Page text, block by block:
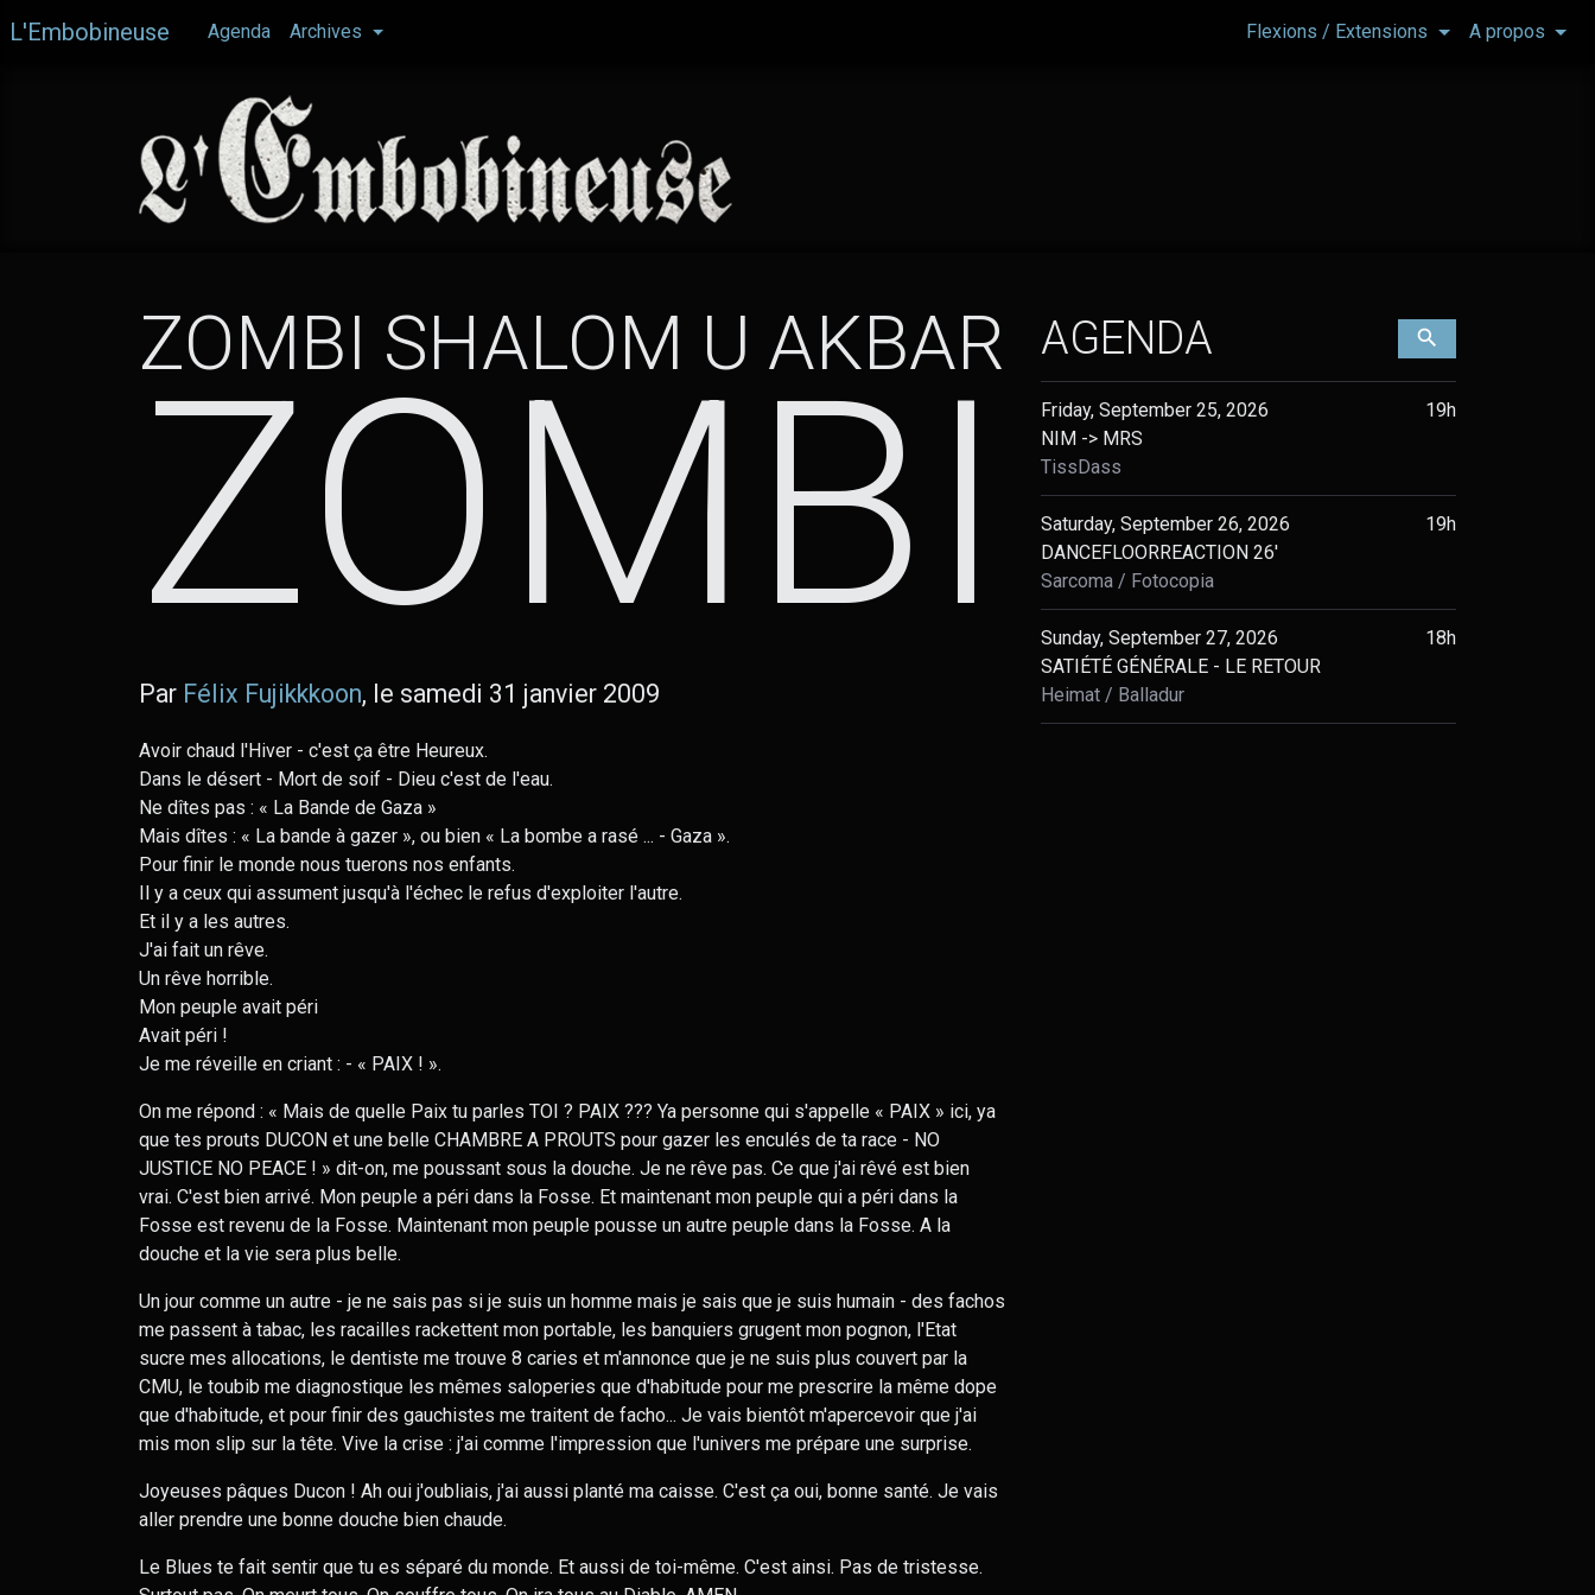
Aller
L'Embobineuse Agenda Archives Flexions / Extensions A propos
ZOMBI SHALOM U AKBAR
ZOMBI
Par Félix Fujikkkoon, le samedi 31 janvier 2009
Avoir chaud l'Hiver - c'est ça être Heureux.
Dans le désert - Mort de soif - Dieu c'est de l'eau.
Ne dîtes pas : « La Bande de Gaza »
Mais dîtes : « La bande à gazer », ou bien « La bombe a rasé ... - Gaza ».
Pour finir le monde nous tuerons nos enfants.
Il y a ceux qui assument jusqu'à l'échec le refus d'exploiter l'autre.
Et il y a les autres.
J'ai fait un rêve.
Un rêve horrible.
Mon peuple avait péri
Avait péri !
Je me réveille en criant : - « PAIX ! ».
On me répond : « Mais de quelle Paix tu parles TOI ? PAIX ??? Ya personne qui s'appelle « PAIX » ici, ya
que tes prouts DUCON et une belle CHAMBRE A PROUTS pour gazer les enculés de ta race - NO
JUSTICE NO PEACE ! » dit-on, me poussant sous la douche. Je ne rêve pas. Ce que j'ai rêvé est bien
vrai. C'est bien arrivé. Mon peuple a péri dans la Fosse. Et maintenant mon peuple qui a péri dans la
Fosse est revenu de la Fosse. Maintenant mon peuple pousse un autre peuple dans la Fosse. A la
douche et la vie sera plus belle.
Un jour comme un autre - je ne sais pas si je suis un homme mais je sais que je suis humain - des fachos
me passent à tabac, les racailles rackettent mon portable, les banquiers grugent mon pognon, l'Etat
sucre mes allocations, le dentiste me trouve 8 caries et m'annonce que je ne suis plus couvert par la
CMU, le toubib me diagnostique les mêmes saloperies que d'habitude pour me prescrire la même dope
que d'habitude, et pour finir des gauchistes me traitent de facho... Je vais bientôt m'apercevoir que j'ai
mis mon slip sur la tête. Vive la crise : j'ai comme l'impression que l'univers me prépare une surprise.
Joyeuses pâques Ducon ! Ah oui j'oubliais, j'ai aussi planté ma caisse. C'est ça oui, bonne santé. Je vais
aller prendre une bonne douche bien chaude.
Le Blues te fait sentir que tu es séparé du monde. Et aussi de toi-même. C'est ainsi. Pas de tristesse.
AGENDA
Friday, September 25, 2026
19h
NIM -> MRS
TissDass
Saturday, September 26, 2026
19h
DANCEFLOORREACTION 26'
Sarcoma
Fotocopia
Sunday, September 27, 2026
18h
SATIÉTÉ GÉNÉRALE - LE RETOUR
Heimat
Balladur